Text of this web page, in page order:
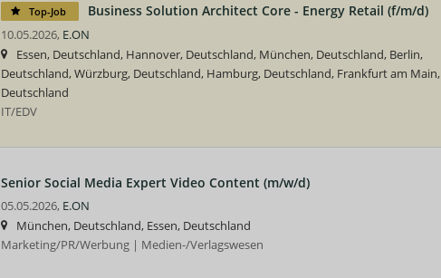
Top-Job Business Solution Architect Core - Energy Retail (f/m/d)
10.05.2026, E.ON
Essen, Deutschland, Hannover, Deutschland, München, Deutschland, Berlin,
Deutschland, Würzburg, Deutschland, Hamburg, Deutschland, Frankfurt am Main,
Deutschland
IT/EDV
Senior Social Media Expert Video Content (m/w/d)
05.05.2026, E.ON
München, Deutschland, Essen, Deutschland
Marketing/PR/Werbung | Medien-/Verlagswesen